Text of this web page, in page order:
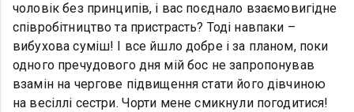
чоловік без принципів, і вас поєднало взаємовигідне
співробітництво та пристрасть? Тоді навпаки –
вибухова суміш! І все йшло добре і за планом, поки
одного пречудового дня мій бос не запропонував
взамін на чергове підвищення стати його дівчиною
на весіллі сестри. Чорти мене смикнули погодитися!